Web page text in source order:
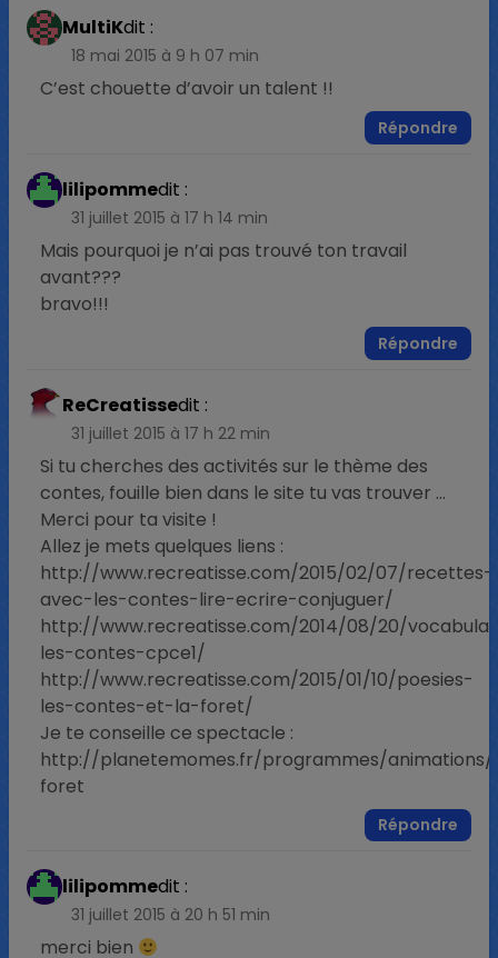
MultiKdit :
18 mai 2015 à 9 h 07 min
C’est chouette d’avoir un talent !!
Répondre
lilipommedit :
31 juillet 2015 à 17 h 14 min
Mais pourquoi je n’ai pas trouvé ton travail
avant???
bravo!!!
Répondre
ReCreatissedit :
31 juillet 2015 à 17 h 22 min
Si tu cherches des activités sur le thème des
contes, fouille bien dans le site tu vas trouver …
Merci pour ta visite !
Allez je mets quelques liens :
http://www.recreatisse.com/2015/02/07/recettes-
avec-les-contes-lire-ecrire-conjuguer/
http://www.recreatisse.com/2014/08/20/
les-contes-cpce1/
http://www.recreatisse.com/2015/01/10/poesies-
les-contes-et-la-foret/
Je te conseille ce spectacle :
http://planetemomes.fr/programmes/
foret
Répondre
lilipommedit :
31 juillet 2015 à 20 h 51 min
merci bien